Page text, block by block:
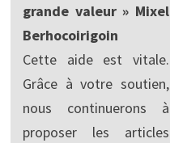
grande valeur » Mixel
Berhocoirigoin
Cette aide est vitale.
Grâce à votre soutien,
nous continuerons à
proposer les articles